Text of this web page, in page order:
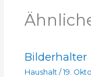
Bilderhalter
Haushalt / 19.